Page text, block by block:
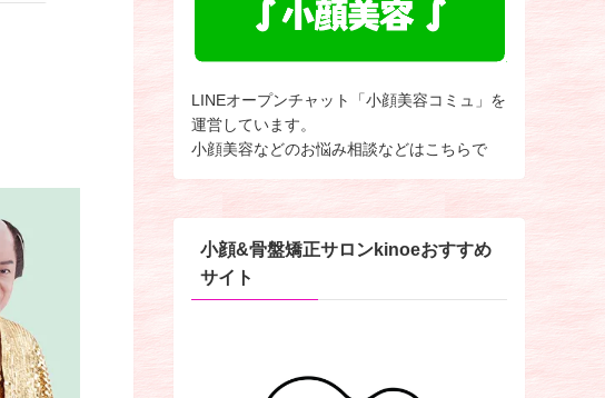
LINEオープンチャット「小顔美容コミュ」を
運営しています。
小顔美容などのお悩み相談などはこちらで
小顔&骨盤矯正サロンkinoeおすすめ
サイト